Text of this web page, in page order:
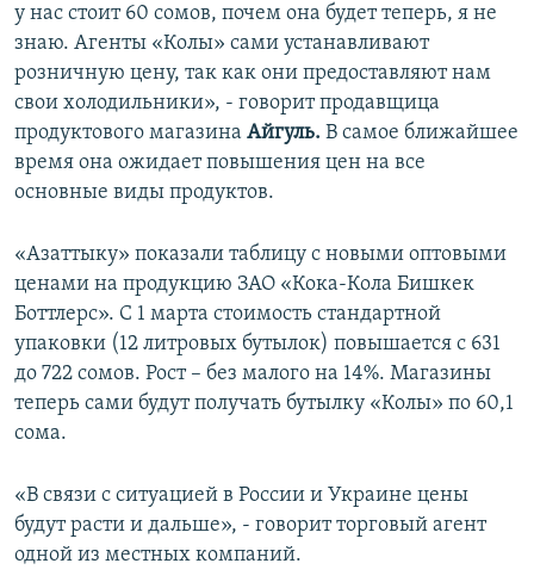
у нас стоит 60 сомов, почем она будет теперь, я не
знаю. Агенты «Колы» сами устанавливают
розничную цену, так как они предоставляют нам
свои холодильники», - говорит продавщица
продуктового магазина Айгуль. В самое ближайшее
время она ожидает повышения цен на все
основные виды продуктов.
«Азаттыку» показали таблицу с новыми оптовыми
ценами на продукцию ЗАО «Кока-Кола Бишкек
Боттлерс». С 1 марта стоимость стандартной
упаковки (12 литровых бутылок) повышается с 631
до 722 сомов. Рост – без малого на 14%. Магазины
теперь сами будут получать бутылку «Колы» по 60,1
сома.
«В связи с ситуацией в России и Украине цены
будут расти и дальше», - говорит торговый агент
одной из местных компаний.